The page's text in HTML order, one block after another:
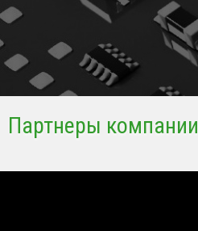
Партнеры компании